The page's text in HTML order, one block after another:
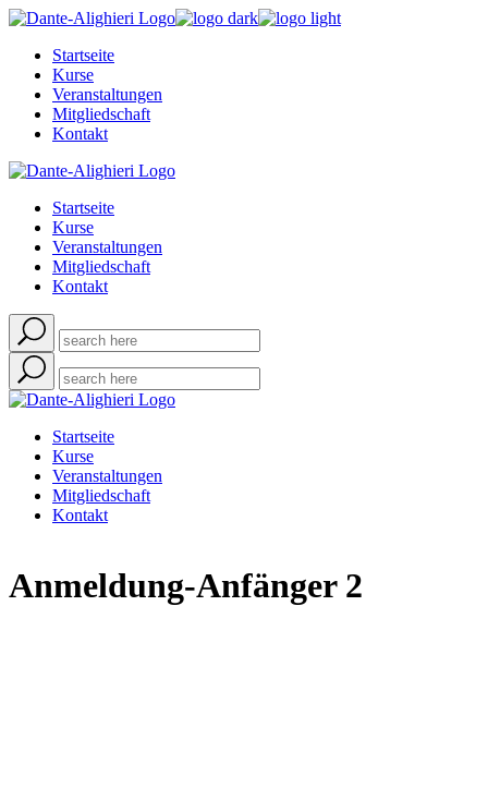
Skip
content
Startseite
Kurse
Veranstaltungen
Mitgliedschaft
Kontakt
Startseite
Kurse
Veranstaltungen
Mitgliedschaft
Kontakt
Startseite
Kurse
Veranstaltungen
Mitgliedschaft
Kontakt
Anmeldung-Anfänger 2